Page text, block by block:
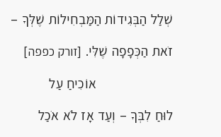
שְׁלַל הַבְּגִידוֹת הַמַּבְחִילוֹת שֶׁלְּךָ –
זֹאת הַכְּפָפָה שֶׁלִּי. [זורק כפפה]
אוֹכִיחַ עַל
לוּחַ לִבְּךָ – וְעַד אָז לֹא אֹכַל